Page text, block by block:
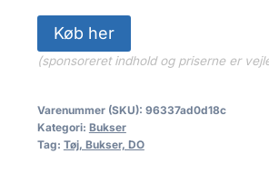
Køb her
(sponsoreret indhold og priserne er
Varenummer (SKU): 96337ad0d18c
Kategori: Bukser
Tag: Tøj, Bukser, DO